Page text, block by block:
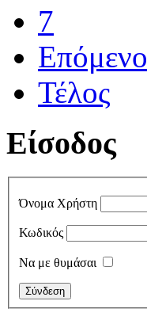
7
Επόμενο
Τέλος
Είσοδος
Όνομα Χρήστη
Κωδικός
Να με θυμάσαι